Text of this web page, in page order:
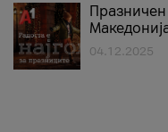
04.12.2025